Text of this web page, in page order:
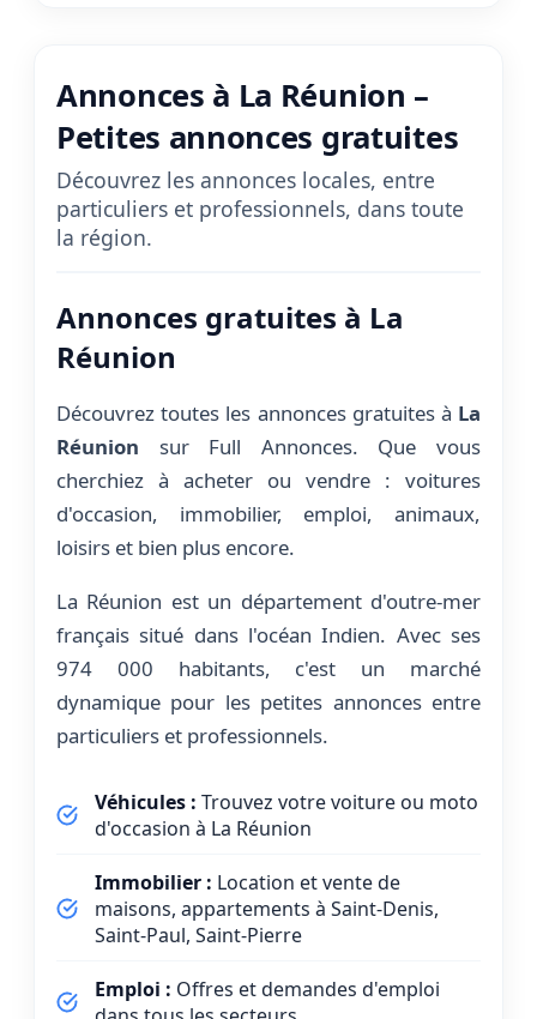
Annonces à La Réunion –
Petites annonces gratuites
Découvrez les annonces locales, entre
particuliers et professionnels, dans toute
la région.
Annonces gratuites à La
Réunion
Découvrez toutes les annonces gratuites à La
Réunion sur Full Annonces. Que vous
cherchiez à acheter ou vendre : voitures
d'occasion, immobilier, emploi, animaux,
loisirs et bien plus encore.
La Réunion est un département d'outre-mer
français situé dans l'océan Indien. Avec ses
974 000 habitants, c'est un marché
dynamique pour les petites annonces entre
particuliers et professionnels.
Véhicules : Trouvez votre voiture ou moto
d'occasion à La Réunion
Immobilier : Location et vente de
maisons, appartements à Saint-Denis,
Saint-Paul, Saint-Pierre
Emploi : Offres et demandes d'emploi